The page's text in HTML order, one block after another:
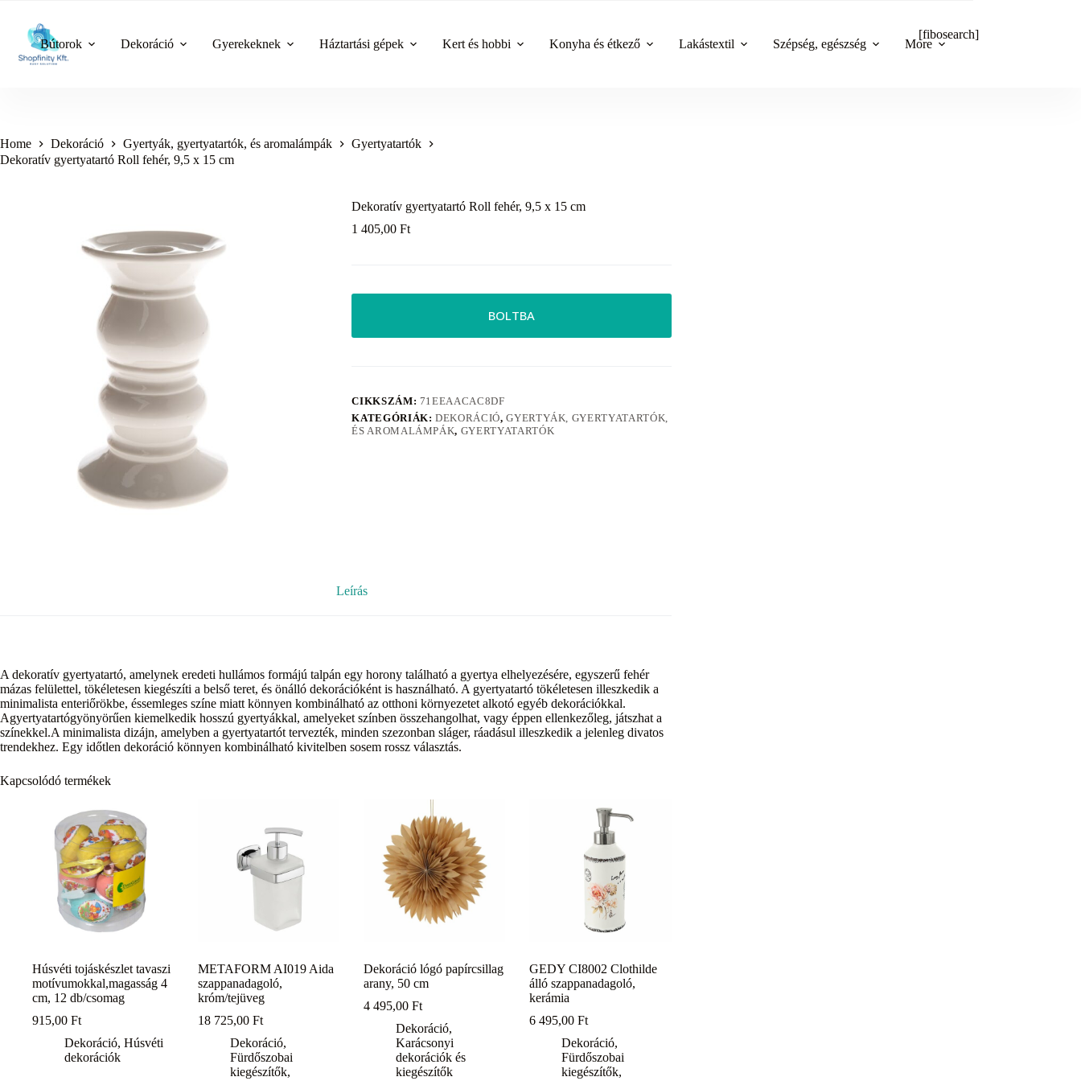
content
Bútorok Dekoráció Gyerekeknek Háztartási gépek Kert és hobbi Konyha és étkező Lakástextil Szépség, egészség More
[fibosearch]
Home Dekoráció Gyertyák, gyertyatartók, és aromalámpák
Gyertyatartók
Dekoratív gyertyatartó Roll fehér, 9,5 x 15 cm
Dekoratív gyertyatartó Roll fehér, 9,5 x 15 cm
1 405,00Ft
BOLTBA
CIKKSZÁM: 71EEAACAC8DF
KATEGÓRIÁK:DEKORÁCIÓ,GYERTYÁK, GYERTYATARTÓK,
ÉS AROMALÁMPÁK, GYERTYATARTÓK
Leírás
A dekoratív gyertyatartó, amelynek eredeti hullámos formájú talpán egy horony található a gyertya elhelyezésére, egyszerű fehér
mázas felülettel, tökéletesen kiegészíti a belső teret, és önálló dekorációként is használható. A gyertyatartó tökéletesen illeszkedik a
minimalista enteriőrökbe, éssemleges színe miatt könnyen kombinálható az otthoni környezetet alkotó egyéb dekorációkkal.
Agyertyatartógyönyörűen kiemelkedik hosszú gyertyákkal, amelyeket színben összehangolhat, vagy éppen ellenkezőleg, játszhat a
színekkel.A minimalista dizájn, amelyben a gyertyatartót tervezték, minden szezonban sláger, ráadásul illeszkedik a jelenleg divatos
trendekhez. Egy időtlen dekoráció könnyen kombinálható kivitelben sosem rossz választás.
Kapcsolódó termékek
Húsvéti tojáskészlet tavaszi
motívumokkal,magasság 4
cm, 12 db/csomag
915,00 Ft
Dekoráció, Húsvéti
dekorációk
METAFORM AI019 Aida
szappanadagoló,
króm/tejüveg
18 725,00Ft
Dekoráció,
Fürdőszobai
kiegészítők,
Dekoráció lógó papírcsillag
arany, 50 cm
4 495,00Ft
Dekoráció,
Karácsonyi
dekorációk és
kiegészítők
GEDY CI8002 Clothilde
álló szappanadagoló,
kerámia
6 495,00Ft
Dekoráció,
Fürdőszobai
kiegészítők,